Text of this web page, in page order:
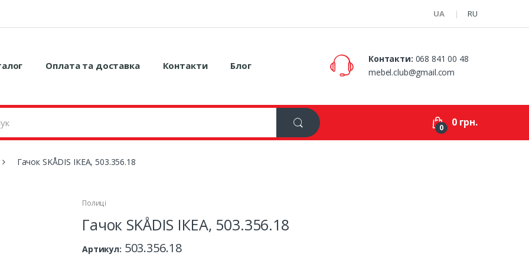
UA RU
Оплата та доставка Контакти Блог
Контакти: 068 841 00 48
mebel.club@gmail.com
0 0 грн.
Гачок SKÅDIS ІКЕА, 503.356.18
Полиці
Гачок SKÅDIS ІКЕА, 503.356.18
Артикул: 503.356.18